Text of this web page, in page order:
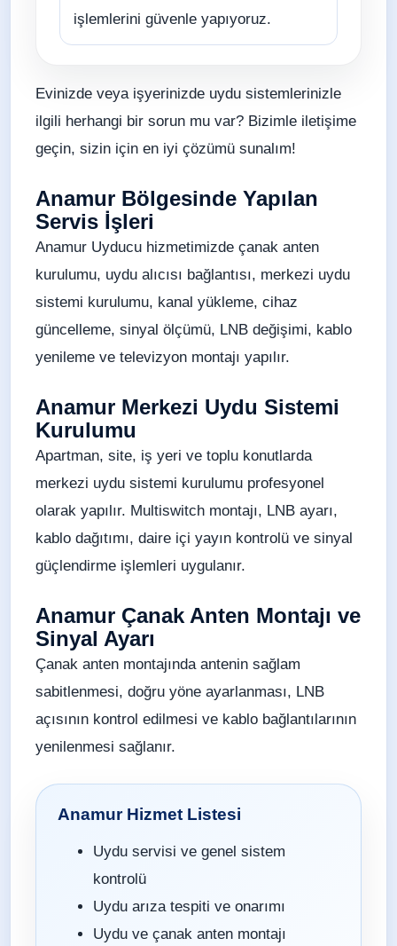
işlemlerini güvenle yapıyoruz.
Evinizde veya işyerinizde uydu sistemlerinizle
ilgili herhangi bir sorun mu var? Bizimle iletişime
geçin, sizin için en iyi çözümü sunalım!
Anamur Bölgesinde Yapılan
Servis İşleri
Anamur Uyducu hizmetimizde çanak anten
kurulumu, uydu alıcısı bağlantısı, merkezi uydu
sistemi kurulumu, kanal yükleme, cihaz
güncelleme, sinyal ölçümü, LNB değişimi, kablo
yenileme ve televizyon montajı yapılır.
Anamur Merkezi Uydu Sistemi
Kurulumu
Apartman, site, iş yeri ve toplu konutlarda
merkezi uydu sistemi kurulumu profesyonel
olarak yapılır. Multiswitch montajı, LNB ayarı,
kablo dağıtımı, daire içi yayın kontrolü ve sinyal
güçlendirme işlemleri uygulanır.
Anamur Çanak Anten Montajı ve
Sinyal Ayarı
Çanak anten montajında antenin sağlam
sabitlenmesi, doğru yöne ayarlanması, LNB
açısının kontrol edilmesi ve kablo bağlantılarının
yenilenmesi sağlanır.
Anamur Hizmet Listesi
Uydu servisi ve genel sistem
kontrolü
Uydu arıza tespiti ve onarımı
Uydu ve çanak anten montajı